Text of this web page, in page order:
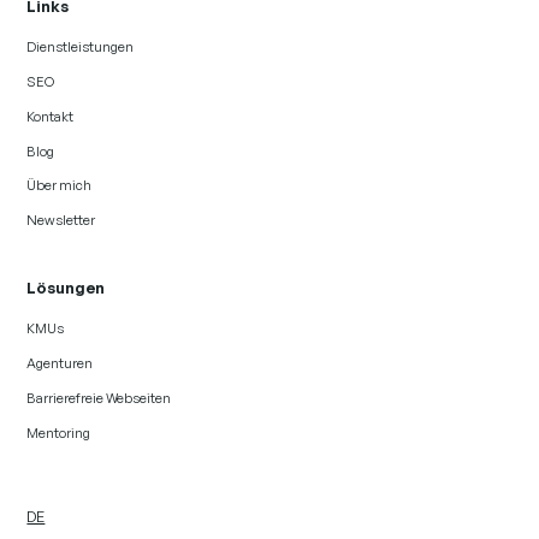
Links
Dienstleistungen
SEO
Kontakt
Blog
Über mich
Newsletter
Lösungen
KMUs
Agenturen
Barrierefreie Webseiten
Mentoring
DE